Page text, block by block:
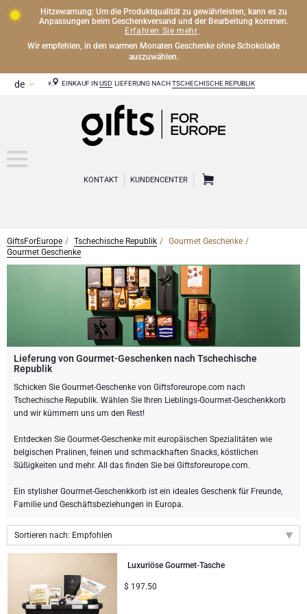
Hitzewarnung: Um die Produktqualität zu gewährleisten, kann es zu
Anpassungen beim Geschenkversand und der Bearbeitung kommen.
Erfahren Sie mehr.
Wir empfehlen, in den warmen Monaten Geschenke ohne Schokolade
auszuwählen.
EINKAUF IN USD LIEFERUNG NACH TSCHECHISCHE REPUBLIK
KONTAKT KUNDENCENTER
CHAMPAGNER
Champagner Geschenke
Exklusive Champagner-Geschenke
Schicken Sie eine Flasche Champagner
Merk
Dom Perignon Champagner
Moet & Chandon Champagner
Pommery Champagner
Veuve Clicquot Geschenke
Lanson Champagner
Weingeschenke
Schicken Sie eine Flasche Wein
Sekt Geschenke
Geschenke mit Schokolade und Wein
ANDERE GETRÄNKE
Schicken Sie eine Flasche Champagner
Sekt Geschenke
Bier Geschenke
Alkoholfreie Geschenke
SCHOKOLADE
Schokoladen Geschenke
Schokolade und Champagner Geschenke
Geschenke mit Schokolade und Wein
Sweet Gifts
Neuhaus Schokoladen
Godiva Schokoladen
Corné Port-Royal Belgische Schokoladen
GOURMET GESCHENKE
Gourmet Geschenke
LIFESTYLE
Lifestyle Geschenke
Atelier Rebul
MARKEN
Atelier Rebul
Corné Port-Royal Belgische Schokoladen
Dom Perignon Champagner
PREIS
Luxusgeschenke
VIP Geschenke
Populäre Geschenke
Neue Ankünfte
FIRMENGESCHENKE
Business Gifts Dienstleistungen
GiftsForEurope Tschechische Republik
Gourmet Geschenke
Gourmet Geschenke
Lieferung von Gourmet-Geschenken nach Tschechische
Republik
Schicken Sie Gourmet-Geschenke von Giftsforeurope.com nach
Tschechische Republik. Wählen Sie Ihren Lieblings-Gourmet-Geschenkkorb
und wir kümmern uns um den Rest!
Entdecken Sie Gourmet-Geschenke mit europäischen Spezialitäten wie
belgischen Pralinen, feinen und schmackhaften Snacks, köstlichen
Süßigkeiten und mehr. All das finden Sie bei Giftsforeurope.com.
Ein stylisher Gourmet-Geschenkkorb ist ein ideales Geschenk für Freunde,
Familie und Geschäftsbeziehungen in Europa.
Sortieren nach: Empfohlen
Neuheiten
Preis: niedrigster zuerst
Luxuriöse Gourmet-Tasche
$ 197.50